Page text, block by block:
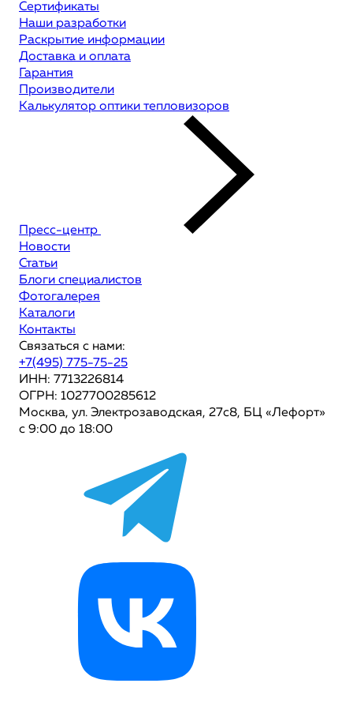
Сертификаты
Наши разработки
Раскрытие информации
Доставка и оплата
Гарантия
Производители
Калькулятор оптики тепловизоров
Пресс-центр
Новости
Статьи
Блоги специалистов
Фотогалерея
Каталоги
Контакты
Связаться с нами:
+7(495) 775-75-25
ИНН: 7713226814
ОГРН: 1027700285612
Москва, ул. Электрозаводская, 27с8, БЦ «Лефорт»
с 9:00 до 18:00